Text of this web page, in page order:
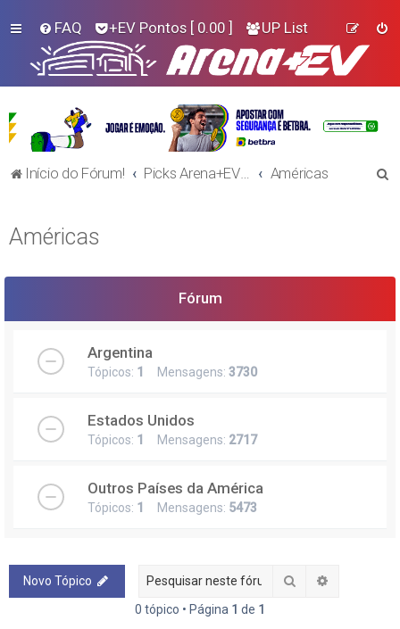
FAQ +EV Pontos [ 0.00 ] UP List
Início do Fórum! Picks Arena+EV - Futebol Américas
s
Américas
Fórum
Argentina
Tópicos: 1 Mensagens: 3730
Estados Unidos
Tópicos: 1 Mensagens: 2717
Outros Países da América
Tópicos: 1 Mensagens: 5473
Novo Tópico Pesquisar
0 tópico • Página 1 de 1